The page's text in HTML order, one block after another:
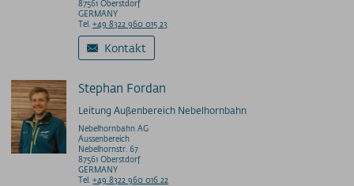
87561 Oberstdorf
GERMANY
Tel.+49 8322 960 015 23
Kontakt
Stephan Fordan
Leitung Außenbereich Nebelhornbahn
Nebelhornbahn AG
Aussenbereich
Nebelhornstr. 67
87561 Oberstdorf
GERMANY
Tel.+49 8322 960 016 22